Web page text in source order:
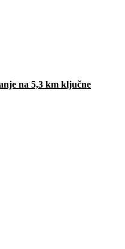
na 5,3 km ključne